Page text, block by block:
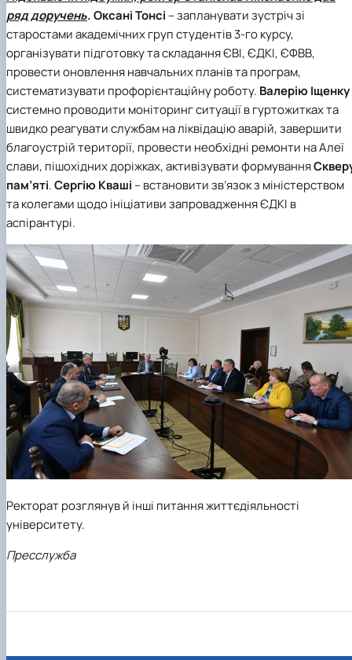
ряд доручень. Оксані Тонсі – запланувати зустріч зі
старостами академічних груп студентів 3-го курсу,
організувати підготовку та складання ЄВІ, ЄДКІ, ЄФВВ,
провести оновлення навчальних планів та програм,
систематизувати профорієнтаційну роботу. Валерію Іщенку
системно проводити моніторинг ситуації в гуртожитках та
швидко реагувати службам на ліквідацію аварій, завершити
благоустрій території, провести необхідні ремонти на Алеї
слави, пішохідних доріжках, активізувати формування
пам’яті.Сергію Кваші – встановити зв’язок з міністерством
та колегами щодо ініціативи запровадження ЄДКІ в
аспірантурі.
Ректорат розглянув й інші питання життєдіяльності
університету.
Пресслужба